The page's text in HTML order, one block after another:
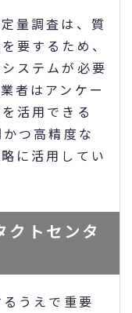
量調査は、質
要するため、
ステムが必要
者はアンケー
活用できる
つ高精度な
に活用してい
クトセンタ
うえで重要